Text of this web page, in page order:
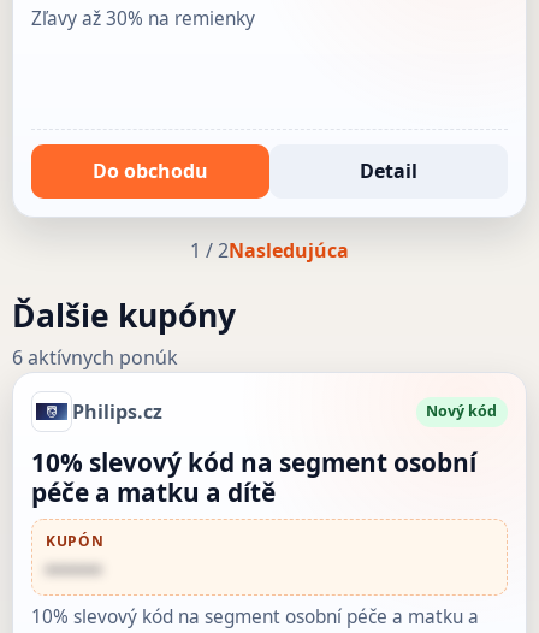
Zľavy až 30% na remienky
Do obchodu Detail
1 / 2Nasledujúca
Ďalšie kupóny
6 aktívnych ponúk
Philips.cz Nový kód
10% slevový kód na segment osobní
péče a matku a dítě
KUPÓN
••••••
10% slevový kód na segment osobní péče a matku a